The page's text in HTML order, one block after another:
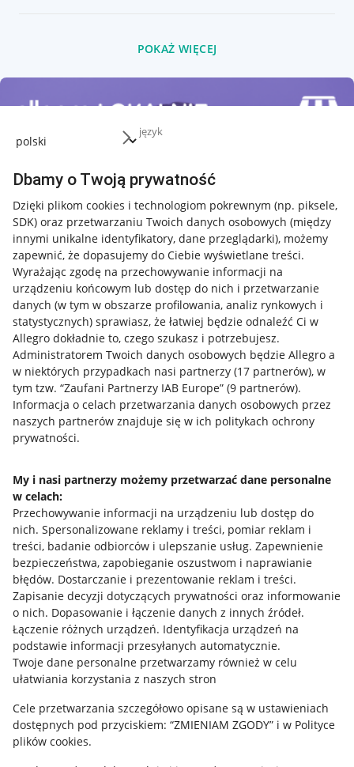
język
Dbamy o Twoją prywatność
Dzięki plikom cookies i technologiom pokrewnym (np. piksele,
SDK) oraz przetwarzaniu Twoich danych osobowych (między
innymi unikalne identyfikatory, dane przeglądarki), możemy
zapewnić, że dopasujemy do Ciebie wyświetlane treści.
Wyrażając zgodę na przechowywanie informacji na
urządzeniu końcowym lub dostęp do nich i przetwarzanie
danych (w tym w obszarze profilowania, analiz rynkowych i
statystycznych) sprawiasz, że łatwiej będzie odnaleźć Ci w
Allegro dokładnie to, czego szukasz i potrzebujesz.
Administratorem Twoich danych osobowych będzie Allegro a
w niektórych przypadkach nasi partnerzy (17 partnerów), w
tym tzw. “Zaufani Partnerzy IAB Europe” (9 partnerów).
Informacja o celach przetwarzania danych osobowych przez
naszych partnerów znajduje się w ich politykach ochrony
prywatności.
My i nasi partnerzy możemy przetwarzać dane personalne
w celach:
Przechowywanie informacji na urządzeniu lub dostęp do
nich. Spersonalizowane reklamy i treści, pomiar reklam i
treści, badanie odbiorców i ulepszanie usług. Zapewnienie
bezpieczeństwa, zapobieganie oszustwom i naprawianie
błędów. Dostarczanie i prezentowanie reklam i treści.
Zapisanie decyzji dotyczących prywatności oraz informowanie
o nich. Dopasowanie i łączenie danych z innych źródeł.
Łączenie różnych urządzeń. Identyfikacja urządzeń na
podstawie informacji przesyłanych automatycznie.
Twoje dane personalne przetwarzamy również w celu
ułatwiania korzystania z naszych stron
Cele przetwarzania szczegółowo opisane są w ustawieniach
dostępnych pod przyciskiem: “ZMIENIAM ZGODY” i w Polityce
plików cookies.
POKAŻ WIĘCEJ
Przydatne informacje
Jak to działa
Allegro Gadane dla sprzedających
Allegro Gadane dla kupujących
Mapa miejscowości
Informacje prawne
Regulamin
Polityka plików "cookies"
Ustawienia plików "cookies"
Udostępnianie lokalizacji
Informacje dla Aktu o Usługach Cyfrowych